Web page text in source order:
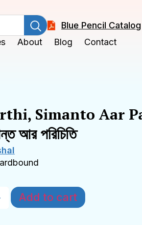
Blue Pencil Catalog
About Blog Contact
Simanto Aar
আর পরিচিতি
Add to cart